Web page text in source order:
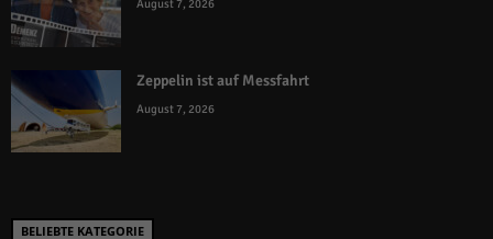
August 7, 2026
Zeppelin ist auf Messfahrt
August 7, 2026
BELIEBTE KATEGORIE